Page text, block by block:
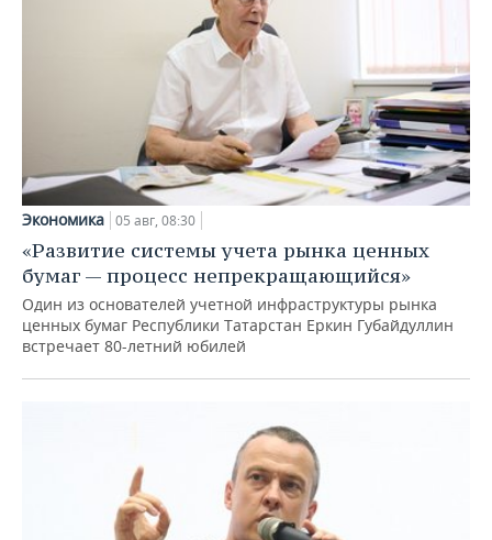
Экономика 05 авг, 08:30
«Развитие системы учета рынка ценных
бумаг — процесс непрекращающийся»
Один из основателей учетной инфраструктуры рынка
ценных бумаг Республики Татарстан Еркин Губайдуллин
встречает 80-летний юбилей